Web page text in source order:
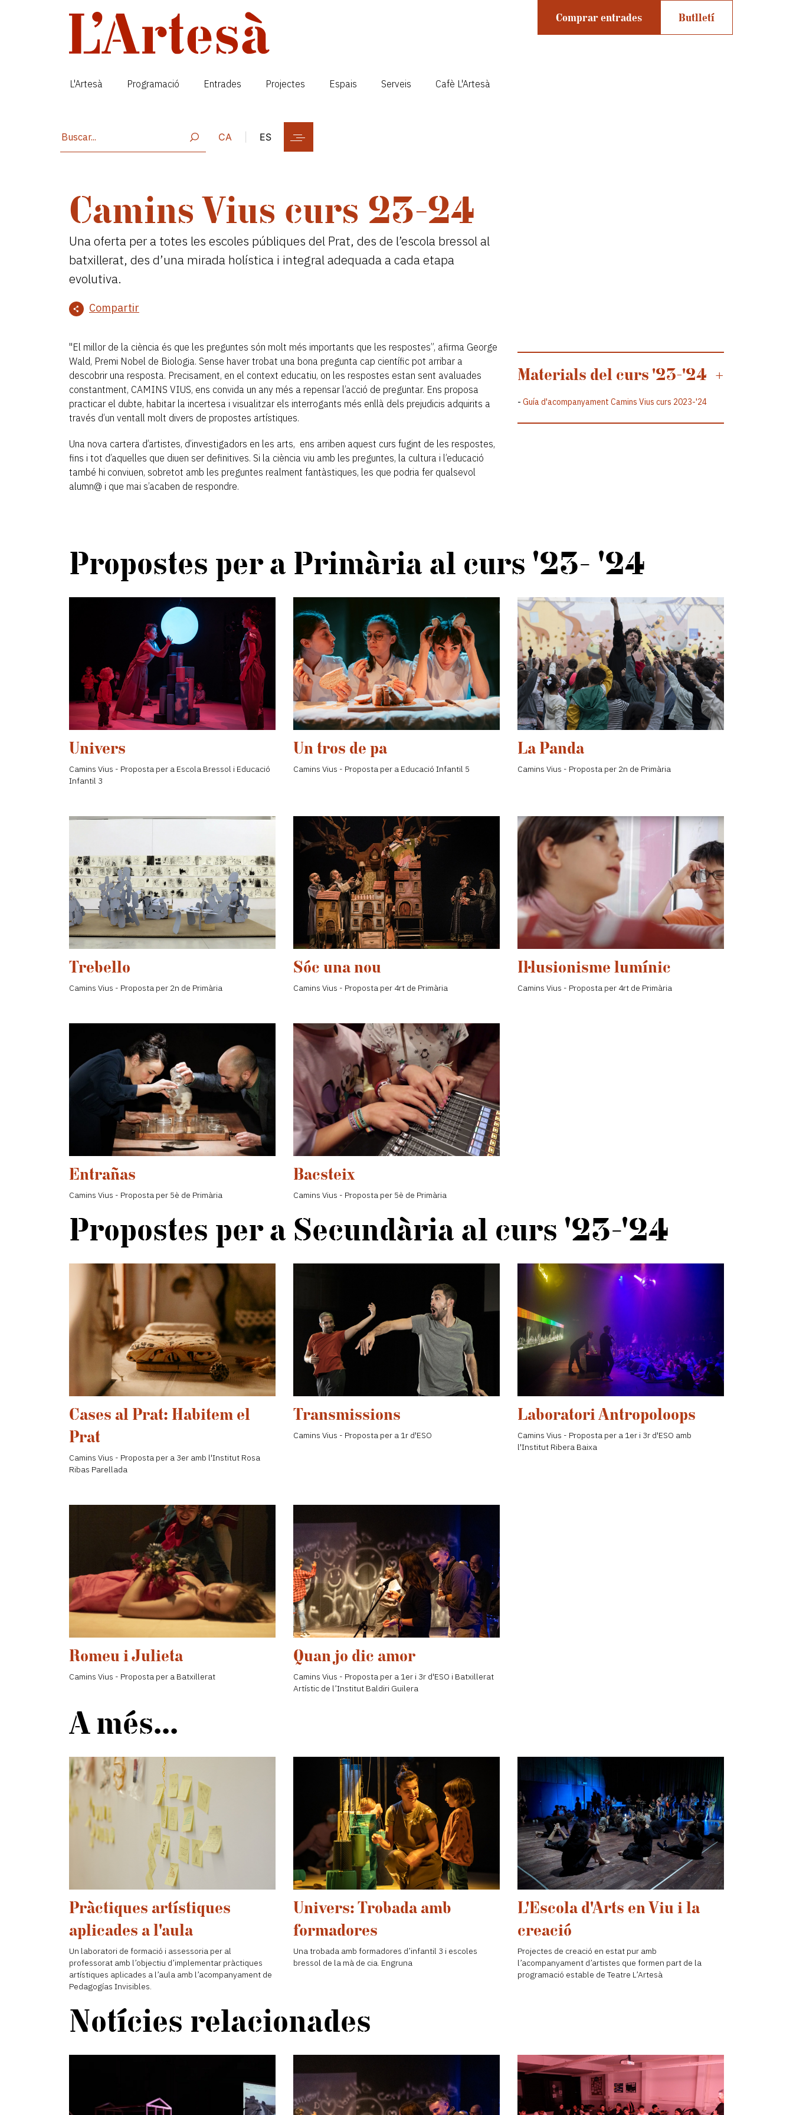
Comprar entrades Butlletí
L'Artesà Programació Entrades Projectes Espais Serveis Cafè L'Artesà
CA ES
Camins Vius curs 23-24
Una oferta per a totes les escoles públiques del Prat, des de l’escola bressol al
batxillerat, des d’una mirada holística i integral adequada a cada etapa
evolutiva.
Compartir
Materials del curs '23-'24 +
- Guía d'acompanyament Camins Vius curs 2023-'24
"El millor de la ciència és que les preguntes són molt més importants que les respostes”, afirma George
Wald, Premi Nobel de Biologia. Sense haver trobat una bona pregunta cap científic pot arribar a
descobrir una resposta. Precisament, en el context educatiu, on les respostes estan sent avaluades
constantment, CAMINS VIUS, ens convida un any més a repensar l’acció de preguntar. Ens proposa
practicar el dubte, habitar la incertesa i visualitzar els interrogants més enllà dels prejudicis adquirits a
través d’un ventall molt divers de propostes artístiques.
Una nova cartera d’artistes, d’investigadors en les arts, ens arriben aquest curs fugint de les respostes,
fins i tot d’aquelles que diuen ser definitives. Si la ciència viu amb les preguntes, la cultura i l’educació
també hi conviuen, sobretot amb les preguntes realment fantàstiques, les que podria fer qualsevol
alumn@ i que mai s’acaben de respondre.
Propostes per a Primària al curs '23- '24
Univers
Camins Vius - Proposta per a Escola Bressol i Educació
Infantil 3
Un tros de pa
Camins Vius - Proposta per a Educació Infantil 5
La Panda
Camins Vius - Proposta per 2n de Primària
Trebello
Camins Vius - Proposta per 2n de Primària
Sóc una nou
Camins Vius - Proposta per 4rt de Primària
Il·lusionisme lumínic
Camins Vius - Proposta per 4rt de Primària
Entrañas
Camins Vius - Proposta per 5è de Primària
Bacsteix
Camins Vius - Proposta per 5è de Primària
Propostes per a Secundària al curs '23-'24
Cases al Prat: Habitem el
Prat
Camins Vius - Proposta per a 3er amb l'Institut Rosa
Ribas Parellada
Transmissions
Camins Vius - Proposta per a 1r d'ESO
Laboratori Antropoloops
Camins Vius - Proposta per a 1er i 3r d'ESO amb
l'Institut Ribera Baixa
Romeu i Julieta
Camins Vius - Proposta per a Batxillerat
Quan jo dic amor
Camins Vius - Proposta per a 1er i 3r d'ESO i Batxillerat
Artístic de l’Institut Baldiri Guilera
A més...
Pràctiques artístiques
aplicades a l'aula
Un laboratori de formació i assessoria per al
professorat amb l’objectiu d’implementar pràctiques
artístiques aplicades a l’aula amb l’acompanyament de
Pedagogías Invisibles.
Univers: Trobada amb
formadores
Una trobada amb formadores d’infantil 3 i escoles
bressol de la mà de cia. Engruna
L'Escola d'Arts en Viu i la
creació
Projectes de creació en estat pur amb
l’acompanyament d’artistes que formen part de la
programació estable de Teatre L’Artesà
Notícies relacionades